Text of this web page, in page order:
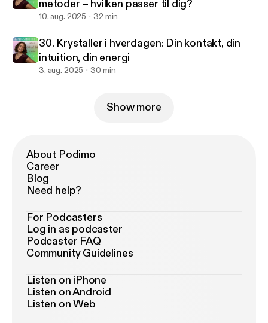
metoder – hvilken passer til dig?
10. aug. 2025 32 min
30. Krystaller i hverdagen: Din kontakt, din
intuition, din energi
3. aug. 2025 30 min
Show more
About Podimo
Career
Blog
Need help?
For Podcasters
Log in as podcaster
Podcaster FAQ
Community Guidelines
Listen on iPhone
Listen on Android
Listen on Web